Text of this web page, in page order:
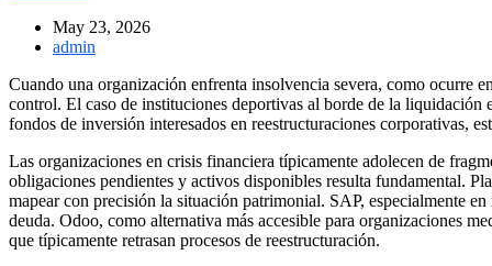
May 23, 2026
admin
Cuando una organización enfrenta insolvencia severa, como ocurre
control. El caso de instituciones deportivas al borde de la liquidación
fondos de inversión interesados en reestructuraciones corporativas,
Las organizaciones en crisis financiera típicamente adolecen de
obligaciones pendientes y activos disponibles resulta fundamental.
mapear con precisión la situación patrimonial. SAP, especialmente
deuda. Odoo, como alternativa más accesible para organizaciones
que típicamente retrasan procesos de reestructuración.